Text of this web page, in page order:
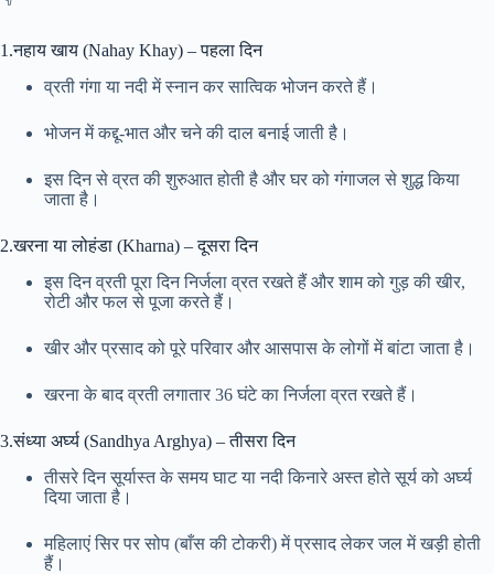
1.नहाय खाय (Nahay Khay) – पहला दिन
व्रती गंगा या नदी में स्नान कर सात्विक भोजन करते हैं।
भोजन में कद्दू-भात और चने की दाल बनाई जाती है।
इस दिन से व्रत की शुरुआत होती है और घर को गंगाजल से शुद्ध किया
जाता है।
2.खरना या लोहंडा (Kharna) – दूसरा दिन
इस दिन व्रती पूरा दिन निर्जला व्रत रखते हैं और शाम को गुड़ की खीर,
रोटी और फल से पूजा करते हैं।
खीर और प्रसाद को पूरे परिवार और आसपास के लोगों में बांटा जाता है।
खरना के बाद व्रती लगातार 36 घंटे का निर्जला व्रत रखते हैं।
3.संध्या अर्घ्य (Sandhya Arghya) – तीसरा दिन
तीसरे दिन सूर्यास्त के समय घाट या नदी किनारे अस्त होते सूर्य को अर्घ्य
दिया जाता है।
महिलाएं सिर पर सोप (बाँस की टोकरी) में प्रसाद लेकर जल में खड़ी होती
हैं।